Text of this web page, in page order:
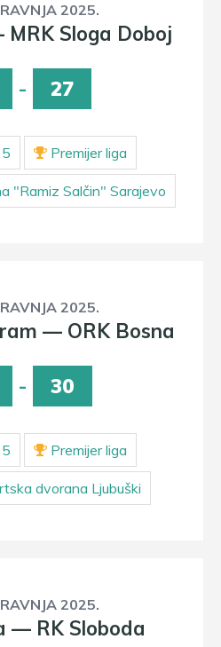
2025.
Sloga Doboj
- 27
Premijer liga
"Ramiz Salčin" Sarajevo
2025.
— ORK Bosna
- 30
Premijer liga
dvorana Ljubuški
2025.
— RK Sloboda